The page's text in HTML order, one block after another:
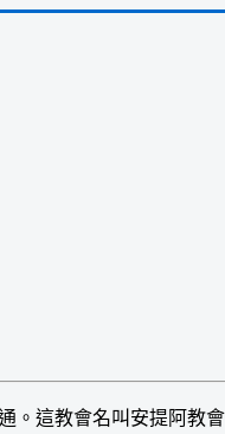
這教會名叫安提阿教